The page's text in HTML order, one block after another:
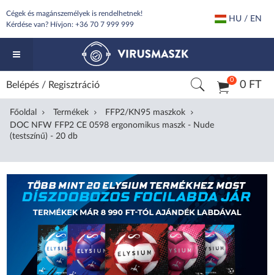
Cégek és magánszemélyek is rendelhetnek!
Kérdése van? Hívjon: +36 70 7 999 999
HU / EN
0 0 FT
Belépés / Regisztráció
Főoldal Termékek
FFP2/KN95 maszkok
DOC NFW FFP2 CE 0598 ergonomikus maszk - Nude
(testszínű) - 20 db